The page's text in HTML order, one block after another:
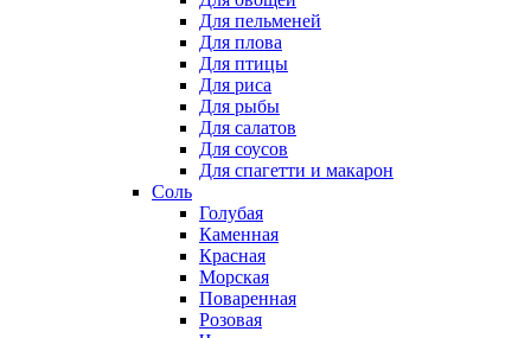
Для пельменей
Для плова
Для птицы
Для риса
Для рыбы
Для салатов
Для соусов
Для спагетти и макарон
Соль
Голубая
Каменная
Красная
Морская
Поваренная
Розовая